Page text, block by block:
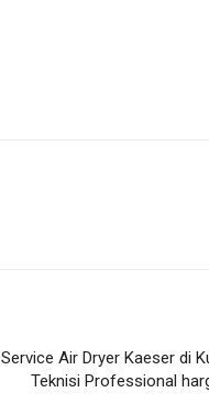
Service Air Dryer Kaeser di
Teknisi Professional